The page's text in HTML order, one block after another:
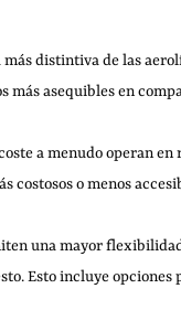
distintiva de las
asequibles en
a menudo operan
o menos
una mayor
Esto incluye